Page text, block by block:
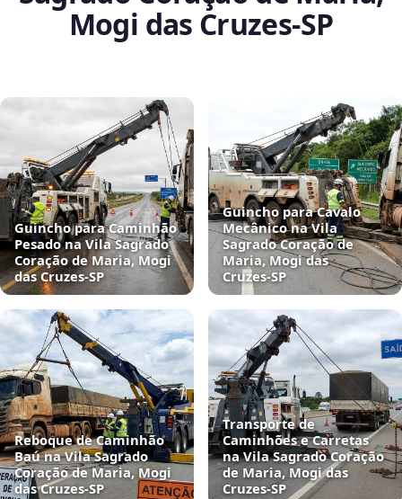
Mogi das Cruzes‑SP
Guincho para Caminhão
Pesado na Vila Sagrado
Coração de Maria, Mogi
das Cruzes‑SP
Guincho para Cavalo
Mecânico na Vila
Sagrado Coração de
Maria, Mogi das
Cruzes‑SP
Reboque de Caminhão
Baú na Vila Sagrado
Coração de Maria, Mogi
das Cruzes‑SP
Transporte de
Caminhões e Carretas
na Vila Sagrado Coração
de Maria, Mogi das
Cruzes‑SP